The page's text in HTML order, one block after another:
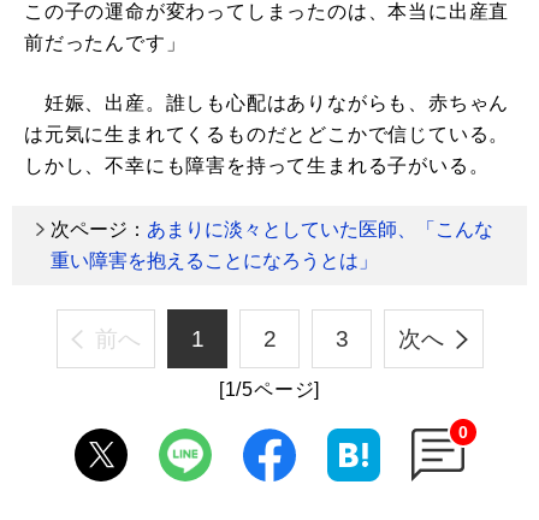
この子の運命が変わってしまったのは、本当に出産直
前だったんです」
妊娠、出産。誰しも心配はありながらも、赤ちゃん
は元気に生まれてくるものだとどこかで信じている。
しかし、不幸にも障害を持って生まれる子がいる。
次ページ： あまりに淡々としていた医師、「こんな
重い障害を抱えることになろうとは」
前へ 1 2 3 次へ
[1/5ページ]
0